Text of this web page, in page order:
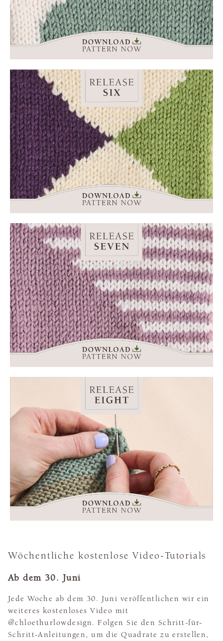
Wöchentliche kostenlose Video-Tutorials
Ab dem 30. Juni
Jede Woche ab dem 30. Juni veröffentlichen wir ein
weiteres kostenloses Video mit
@chloethurlowdesign. Folgen Sie den Schritt-für-
Schritt-Anleitungen, um die Quadrate zu erstellen,